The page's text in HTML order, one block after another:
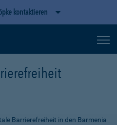
kontaktieren
Barrierefreiheit in den Barmenia